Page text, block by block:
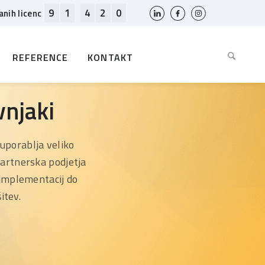
licenc 9 1 4 2 0
REFERENCE KONTAKT
veliko
podjetja
do